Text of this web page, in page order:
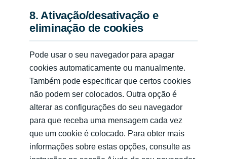
8. Ativação/desativação e
eliminação de cookies
Pode usar o seu navegador para apagar
cookies automaticamente ou manualmente.
Também pode especificar que certos cookies
não podem ser colocados. Outra opção é
alterar as configurações do seu navegador
para que receba uma mensagem cada vez
que um cookie é colocado. Para obter mais
informações sobre estas opções, consulte as